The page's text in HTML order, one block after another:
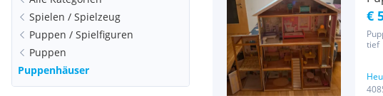
Spielen / Spielzeug
Puppen / Spielfiguren
Puppen
Puppenhäuser
€
tief